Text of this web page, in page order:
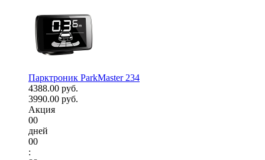
Парктроник ParkMaster 234
4388.00 руб.
3990.00 руб.
Акция
00
дней
00
: